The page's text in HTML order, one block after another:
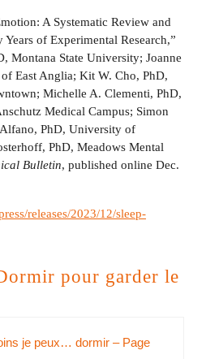
A Systematic Review and
of Experimental Research,”
Montana State University; Joanne
East Anglia; Kit W. Cho, PhD,
Michelle A. Clementi, PhD,
Medical Campus; Simon
PhD, University of
PhD, Meadows Mental
Bulletin, published online Dec.
releases/2023/12/sleep-
pour garder le
je peux… dormir – Page